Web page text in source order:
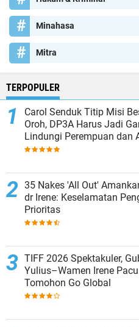
Minahasa
Mitra
TERPOPULER
Carol Senduk Titip Misi
Oroh, DP3A Harus Jadi
Lindungi Perempuan dan
35 Nakes 'All Out'
dr Irene: Keselamatan
Prioritas
TIFF 2026 Spektakuler,
Yulius–Wamen Irene
Tomohon Go Global